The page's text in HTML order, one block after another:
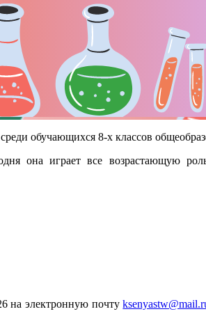
обучающихся 8-х классов
она играет все возрастающую
на электронную почту